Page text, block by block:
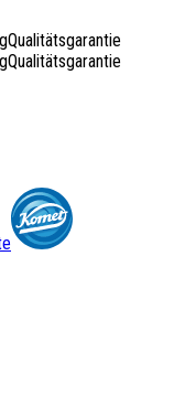
Qualitätsgarantie
Qualitätsgarantie